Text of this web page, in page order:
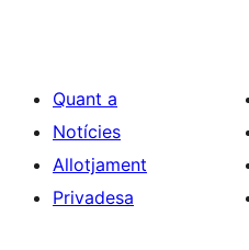
Quant a
Notícies
Allotjament
Privadesa